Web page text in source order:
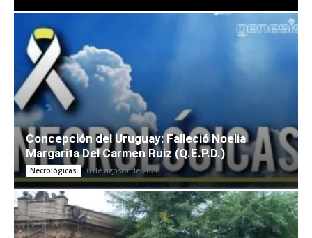
Concepción del Uruguay: Falleció Noelia
Margarita Del Carmen Ruiz (Q.E.P.D.)
Necrológicas 6 de agosto de 2026